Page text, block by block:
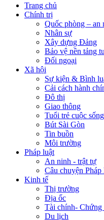
Trang chủ
Chính trị
Quốc phòng – an
Nhân sự
Xây dựng Đảng
Bảo vệ nền tảng
Đối ngoại
Xã hội
Sự kiện & Bình
Cải cách hành
Đô thị
Giao thông
Tuổi trẻ cuộc sống
Bút Sài Gòn
Tin buồn
Môi trường
Pháp luật
An ninh - trật tự
Câu chuyện Pháp
Kinh tế
Thị trường
Địa ốc
Tài chính- Chứng
Du lịch